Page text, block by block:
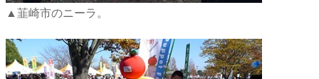
▲韮崎市のニーラ。